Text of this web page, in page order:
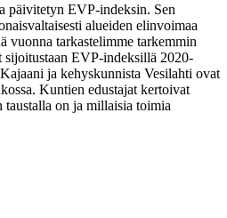
päivitetyn EVP-indeksin. Sen
alueiden elinvoimaa
vuonna tarkastelimme tarkemmin
sijoitustaan EVP-indeksillä 2020-
ja kehyskunnista Vesilahti ovat
Kuntien edustajat kertoivat
on ja millaisia toimia